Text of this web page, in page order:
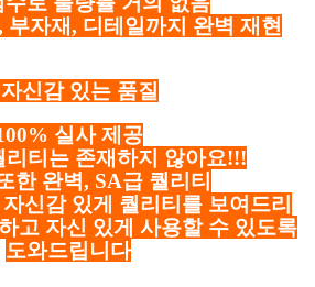
부자재, 디테일까지 완벽 재현
신감 있는 품질
실사 제공
리티는 존재하지 않아요!!!
한 완벽, SA급 퀄리티
신감 있게 퀄리티를 보여드리
고 자신 있게 사용할 수 있도록
도와드립니다